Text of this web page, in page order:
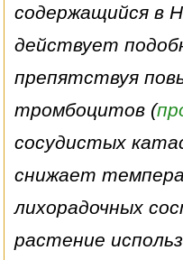
содержащийся в
действует
препятствуя
тромбоцитов (
сосудистых
снижает
лихорадочных
растение